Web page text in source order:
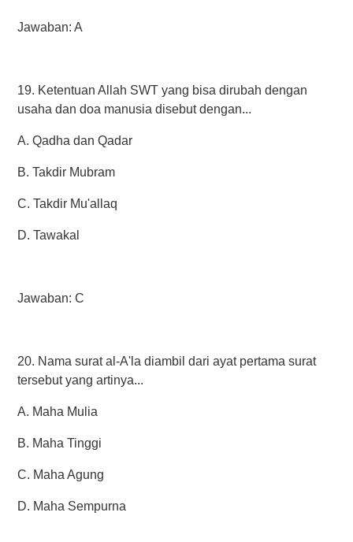
Jawaban: A
19. Ketentuan Allah SWT yang bisa dirubah dengan
usaha dan doa manusia disebut dengan...
A. Qadha dan Qadar
B. Takdir Mubram
C. Takdir Mu'allaq
D. Tawakal
Jawaban: C
20. Nama surat al-A'la diambil dari ayat pertama surat
tersebut yang artinya...
A. Maha Mulia
B. Maha Tinggi
C. Maha Agung
D. Maha Sempurna